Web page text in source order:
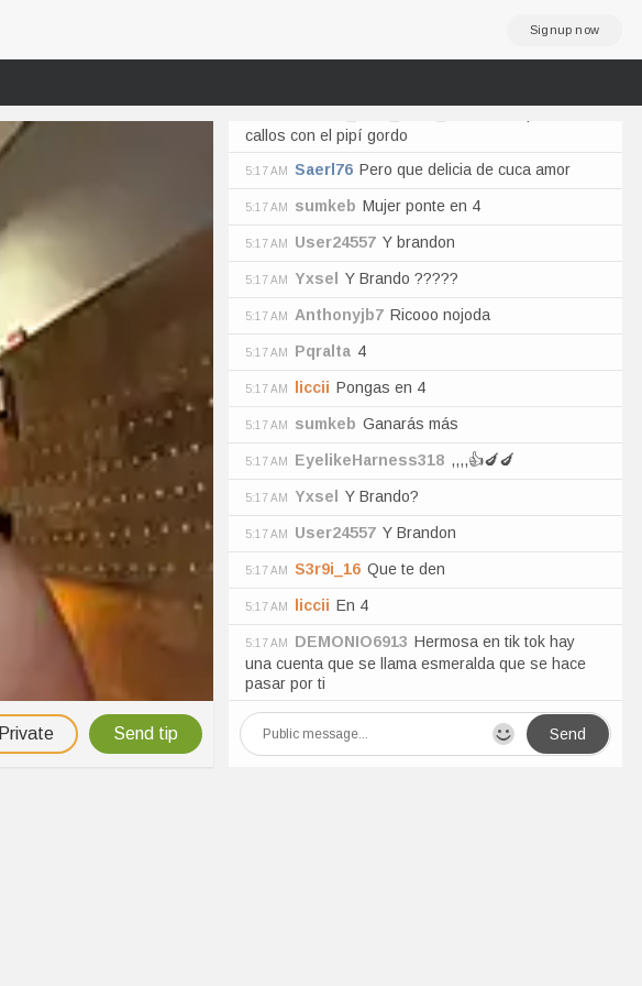
Signup now
Send tip
callos con el pipí gordo
5:17 AM Saerl76 Pero que delicia de cuca amor
5:17 AM sumkeb Mujer ponte en 4
5:17 AM User24557 Y brandon
5:17 AM Yxsel Y Brando ?????
5:17 AM Anthonyjb7 Ricooo nojoda
5:17 AM Pqralta 4
5:17 AM liccii Pongas en 4
5:17 AM sumkeb Ganarás más
5:17 AM EyelikeHarness318 ,,,,👍🍆🍆
5:17 AM Yxsel Y Brando?
5:17 AM User24557 Y Brandon
5:17 AM S3r9i_16 Que te den
5:17 AM liccii En 4
5:17 AM DEMONIO6913 Hermosa en tik tok hay
una cuenta que se llama esmeralda que se hace
pasar por ti
Send